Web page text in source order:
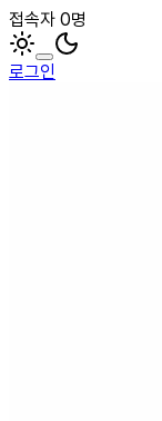
접속자 0명
로그인